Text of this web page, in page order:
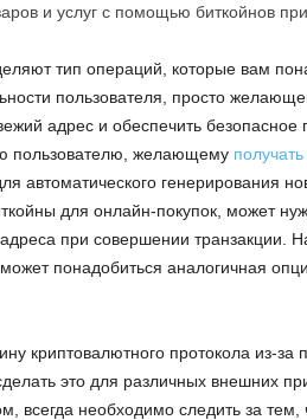
и услуг с помощью биткойнов
тип операций, которые вам
пользователя, просто
адрес и обеспечить безопасное
пользователю, желающему
автоматического генерирования
для онлайн-покупок, может
при совершении транзакции.
понадобиться аналогичная
криптовалютного протокола из-за
это для различных внешних
всегда необходимо следить за тем,